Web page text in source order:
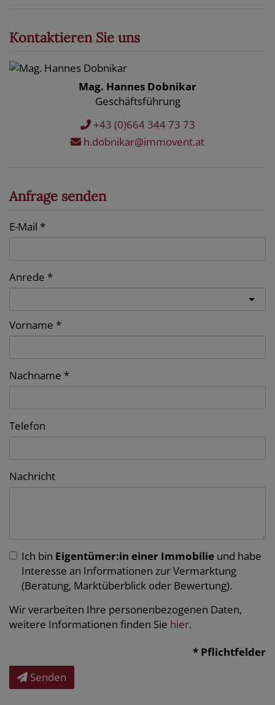
Kontaktieren Sie uns
Mag. Hannes Dobnikar
Geschäftsführung
+43 (0)664 344 73 73
h.dobnikar@immovent.at
Anfrage senden
E-Mail
Anrede
Vorname
Nachname
Telefon
Nachricht
Ich bin Eigentümer:in einer Immobilie und habe
Interesse an Informationen zur Vermarktung
(Beratung, Marktüberblick oder Bewertung).
Wir verarbeiten Ihre personenbezogenen Daten,
weitere Informationen finden Sie hier.
Senden
* Pflichtfelder